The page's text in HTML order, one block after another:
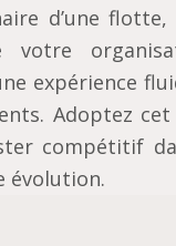
d’une flotte,
votre
expérience
Adoptez
compétitif
évolution.